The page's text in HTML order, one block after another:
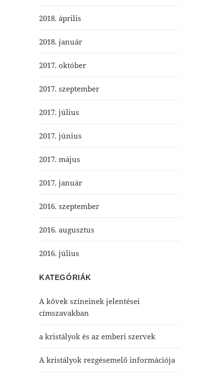
2018. április
2018. január
2017. október
2017. szeptember
2017. július
2017. június
2017. május
2017. január
2016. szeptember
2016. augusztus
2016. július
KATEGÓRIÁK
A kövek színeinek jelentései
címszavakban
a kristályok és az emberi szervek
A kristályok rezgésemelő információja